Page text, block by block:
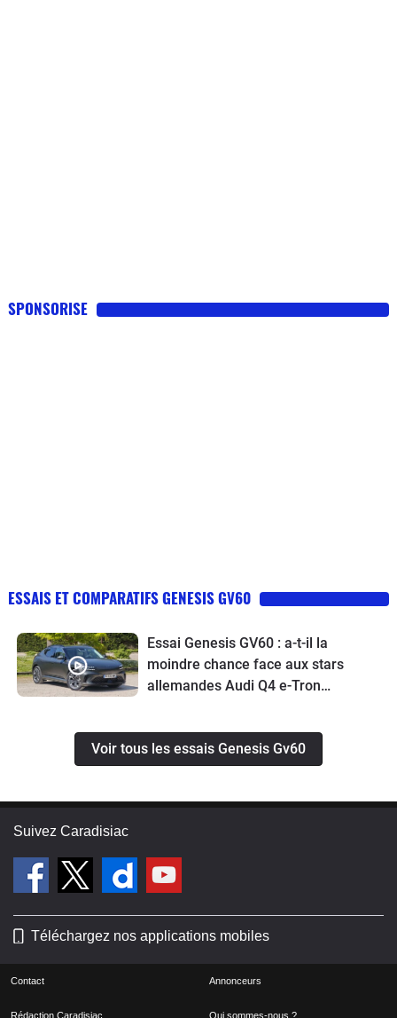
SPONSORISE
ESSAIS ET COMPARATIFS GENESIS GV60
Essai Genesis GV60 : a-t-il la
moindre chance face aux stars
allemandes Audi Q4 e-Tron
Voir tous les essais Genesis Gv60
Suivez Caradisiac
Téléchargez nos applications mobiles
Contact Annonceurs
Rédaction Caradisiac Qui sommes-nous ?